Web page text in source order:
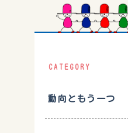
CATEGORY
動向ともう一つ